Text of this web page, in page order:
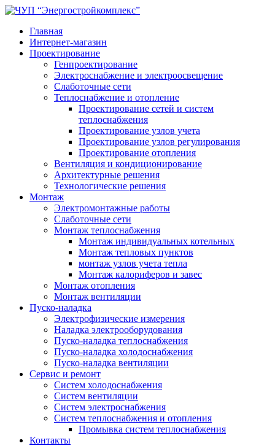
Главная
Интернет-магазин
Проектирование
Генпроектирование
Электроснабжение и электроосвещение
Слаботочные сети
Теплоснабжение и отопление
Проектирование сетей и систем
теплоснабжения
Проектирование узлов учета
Проектирование узлов регулирования
Проектирование отопления
Вентиляция и кондиционирование
Архитектурные решения
Технологические решения
Монтаж
Электромонтажные работы
Слаботочные сети
Монтаж теплоснабжения
Монтаж индивидуальных котельных
Монтаж тепловых пунктов
монтаж узлов учета тепла
Монтаж калориферов и завес
Монтаж отопления
Монтаж вентиляции
Пуско-наладка
Электрофизические измерения
Наладка электрооборудования
Пуско-наладка теплоснабжения
Пуско-наладка холодоснабжения
Пуско-наладка вентиляции
Сервис и ремонт
Систем холодоснабжения
Систем вентиляции
Систем электроснабжения
Систем теплоснабжения и отопления
Промывка систем теплоснабжения
Контакты